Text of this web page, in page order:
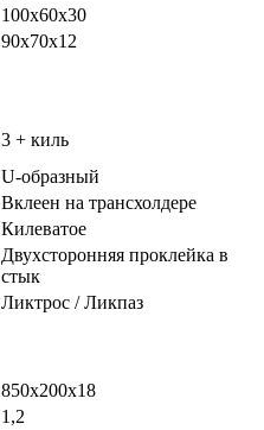
100х60х30
90х70х12
3 + киль
U-образный
Вклеен на трансхолдере
Килеватое
Двухсторонняя проклейка в
стык
Ликтрос / Ликпаз
850х200х18
1,2